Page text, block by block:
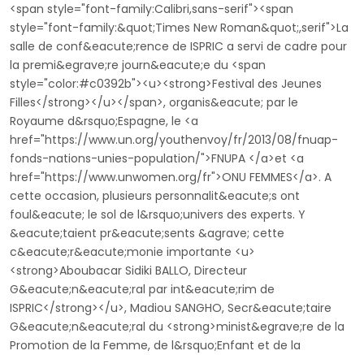
<span style="font-family:Calibri,sans-serif"><span
style="font-family:&quot;Times New Roman&quot;,serif">La
salle de conf&eacute;rence de ISPRIC a servi de cadre pour
la premi&egrave;re journ&eacute;e du <span
style="color:#c0392b"><u><strong>Festival des Jeunes
Filles</strong></u></span>, organis&eacute; par le
Royaume d&rsquo;Espagne, le <a
href="https://www.un.org/youthenvoy/fr/2013/08/fnuap-
fonds-nations-unies-population/">FNUPA </a>et <a
href="https://www.unwomen.org/fr">ONU FEMMES</a>. A
cette occasion, plusieurs personnalit&eacute;s ont
foul&eacute; le sol de l&rsquo;univers des experts. Y
&eacute;taient pr&eacute;sents &agrave; cette
c&eacute;r&eacute;monie importante <u>
<strong>Aboubacar Sidiki BALLO, Directeur
G&eacute;n&eacute;ral par int&eacute;rim de
ISPRIC</strong></u>, Madiou SANGHO, Secr&eacute;taire
G&eacute;n&eacute;ral du <strong>minist&egrave;re de la
Promotion de la Femme, de l&rsquo;Enfant et de la